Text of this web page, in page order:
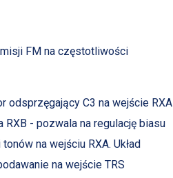
FM na częstotliwości
odsprzęgający C3 na wejście RXA
- pozwala na regulację biasu
na wejściu RXA. Układ
na wejście TRS